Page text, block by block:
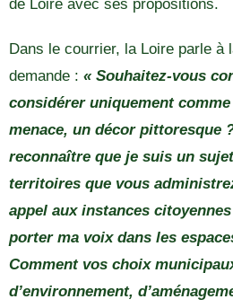
de Loire avec ses propositions.
Dans le courrier, la Loire parle à
demande : « Souhaitez-vous
considérer uniquement
menace, un décor pittoresque
reconnaître que je suis un
territoires que vous
appel aux instances
porter ma voix dans les
Comment vos choix
d’environnement,